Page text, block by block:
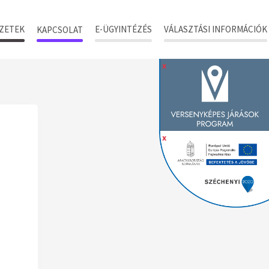
KAPCSOLAT E-ÜGYINTÉZÉS VÁLASZTÁSI INFORMÁCIÓK
x
x